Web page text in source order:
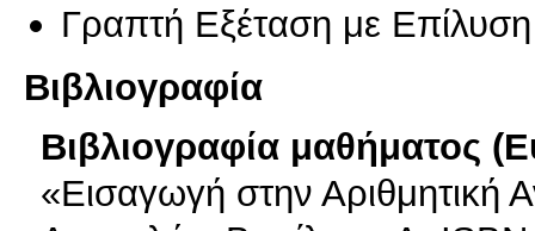
Γραπτή Εξέταση με
Βιβλιογραφία
Βιβλιογραφία μαθήματος
«Εισαγωγή στην Αριθμητική